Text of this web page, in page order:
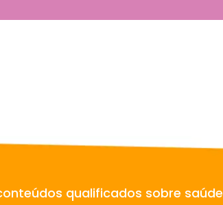
qualificados sobre saúde